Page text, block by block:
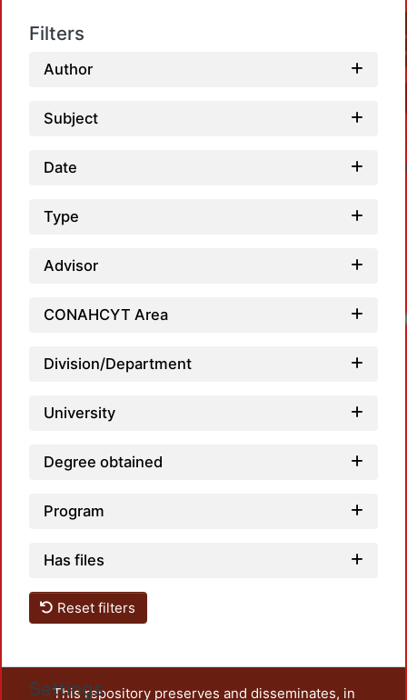
Filters
Author
Subject
Date
Type
Advisor
CONAHCYT Area
Division/Department
University
Degree obtained
Program
Has files
Reset filters
Settings
This repository preserves and disseminates, in